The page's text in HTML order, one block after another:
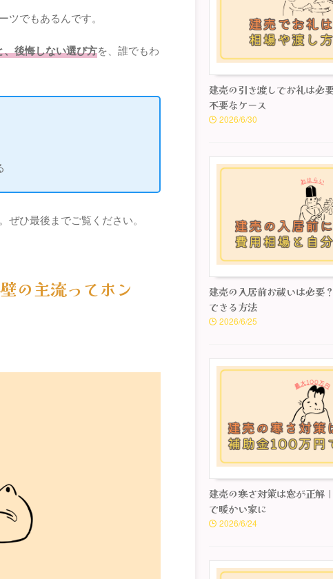
でもあるんです。
後悔しない選び方を、誰でもわ
ひ最後までご覧ください。
の主流ってホン
建売の引き渡しでお礼は必
不要なケース
2026/6/30
建売の入居前お祓いは必要
できる方法
2026/6/25
建売の寒さ対策は窓が正解
で暖かい家に
2026/6/24